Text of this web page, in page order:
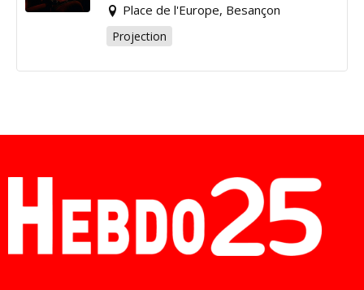
Place de l'Europe, Besançon
Projection